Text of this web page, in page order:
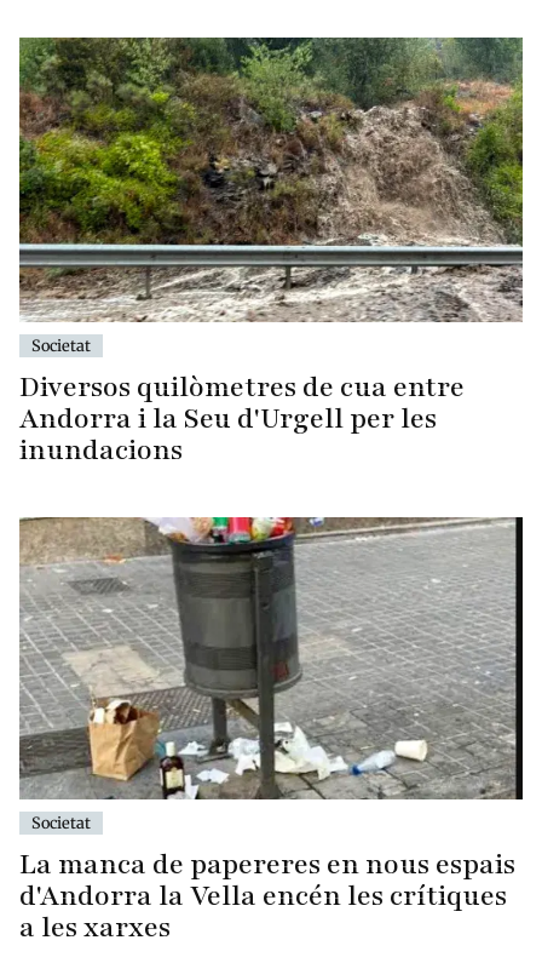
Societat
Diversos quilòmetres de cua entre
Andorra i la Seu d'Urgell per les
inundacions
Societat
La manca de papereres en nous espais
d'Andorra la Vella encén les crítiques
a les xarxes